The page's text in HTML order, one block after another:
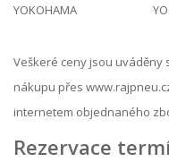
YOKOHAMA
YO
Veškeré ceny jsou uváděny
nákupu přes
internetem objednaného
Rezervace